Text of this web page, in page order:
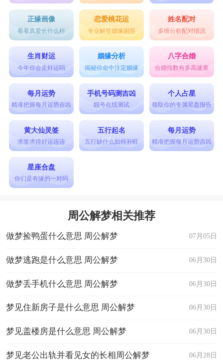
正缘画像
看看真爱长什么样
恋爱桃花运
专业解答姻缘困惑
姓名配对
多维分析配对情况
生肖财运
今年你会走好运吗
姻缘分析
揭秘你命中注定姻缘
八字合婚
合婚指数有多高速查
每月运势
精准把握每月运势吉凶
手机号码测吉凶
靓号在线测试
个人占星
领取你的专属星盘报告
黄大仙灵签
求签求得好运连连
五行起名
五行缺什么如何补旺
每月运势
精准把握每月运势吉凶
星座合盘
你们是有缘的一对吗
周公解梦相关推荐
07月05日
做梦捡鸭蛋什么意思 周公解梦
06月30日
做梦逃跑是什么意思 周公解梦
06月30日
做梦丢手机什么意思 周公解梦
06月30日
梦见住新房子是什么意思 周公解梦
06月30日
梦见盖楼房是什么意思 周公解梦
06月28日
梦见老公出轨并看见女的长相周公解梦